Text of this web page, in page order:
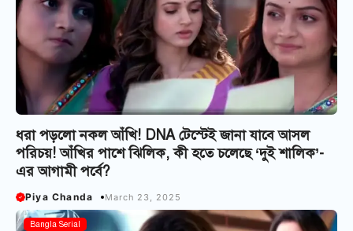
ধরা পড়লো নকল আঁখি! DNA টেস্টেই জানা যাবে আসল
পরিচয়! আঁখির পাশে ঝিলিক, কী হতে চলেছে ‘দুই শালিক’-
এর আগামী পর্বে?
Piya Chanda March 23, 2025
Bangla Serial